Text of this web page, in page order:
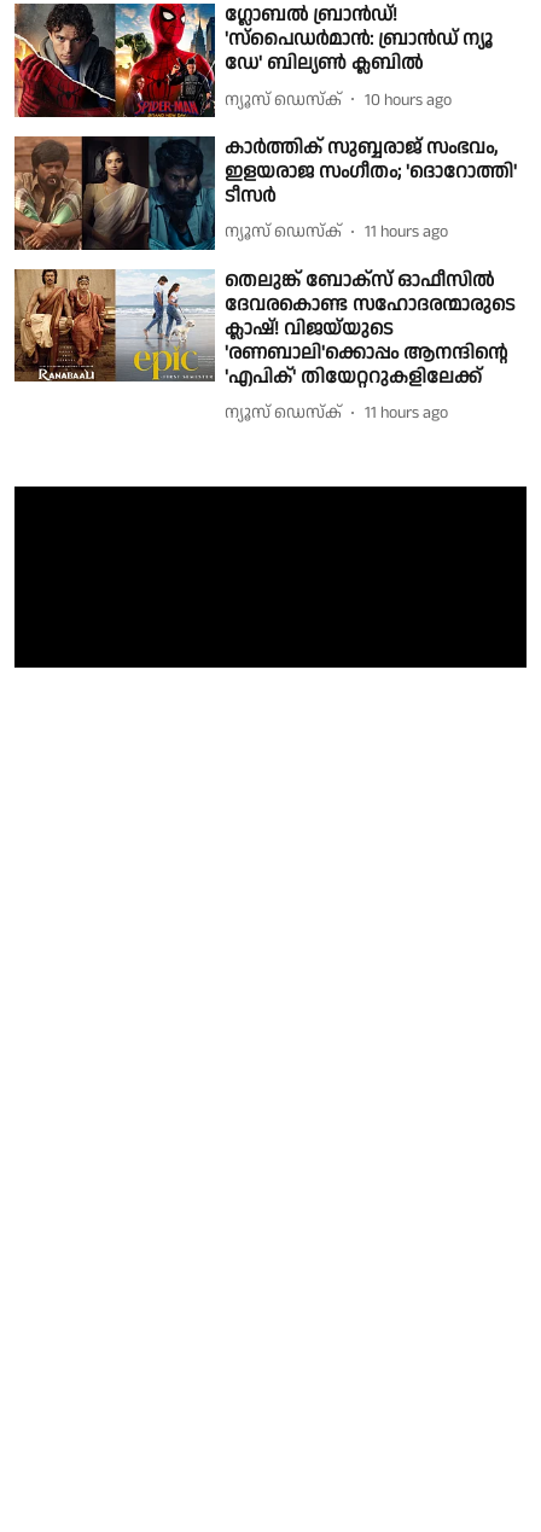
ഗ്ലോബൽ ബ്രാൻഡ്!
'സ്പൈഡർമാൻ: ബ്രാൻഡ് ന്യൂ
ഡേ' ബില്യൺ ക്ലബിൽ
ന്യൂസ് ഡെസ്ക് 10 hours ago
കാർത്തിക് സുബ്ബരാജ് സംഭവം,
ഇളയരാജ സംഗീതം; 'ദൊറോത്തി'
ടീസർ
ന്യൂസ് ഡെസ്ക് 11 hours ago
തെലുങ്ക് ബോക്സ് ഓഫീസിൽ
ദേവരകൊണ്ട സഹോദരന്മാരുടെ
ക്ലാഷ്! വിജയ്‌യുടെ
'രണബാലി'ക്കൊപ്പം ആനന്ദിന്റെ
'എപിക്' തിയേറ്ററുകളിലേക്ക്
ന്യൂസ് ഡെസ്ക് 11 hours ago